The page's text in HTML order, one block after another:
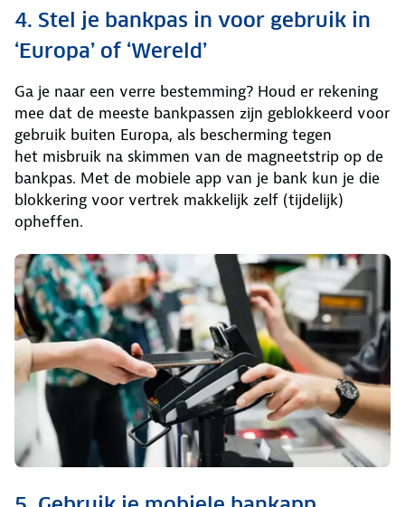
4. Stel je bankpas in voor gebruik in
‘Europa’ of ‘Wereld’
Ga je naar een verre bestemming? Houd er rekening
mee dat de meeste bankpassen zijn geblokkeerd voor
gebruik buiten Europa, als bescherming tegen
het misbruik na skimmen van de magneetstrip op de
bankpas. Met de mobiele app van je bank kun je die
blokkering voor vertrek makkelijk zelf (tijdelijk)
opheffen.